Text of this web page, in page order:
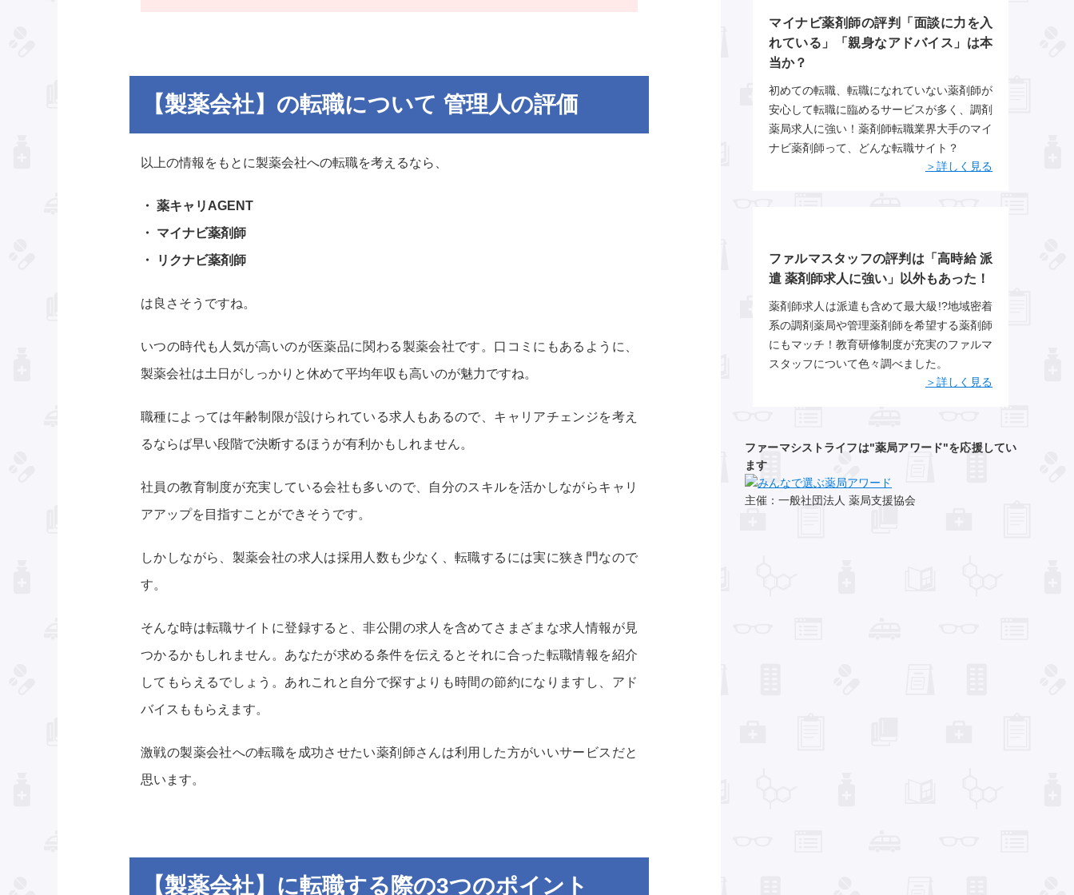
【製薬会社】の転職について 管理人の評価
以上の情報をもとに製薬会社への転職を考えるなら、
・ 薬キャリAGENT
・ マイナビ薬剤師
・ リクナビ薬剤師
は良さそうですね。
いつの時代も人気が高いのが医薬品に関わる製薬会社です。口コミにもあるように、
製薬会社は土日がしっかりと休めて平均年収も高いのが魅力ですね。
職種によっては年齢制限が設けられている求人もあるので、キャリアチェンジを考え
るならば早い段階で決断するほうが有利かもしれません。
社員の教育制度が充実している会社も多いので、自分のスキルを活かしながらキャリ
アアップを目指すことができそうです。
しかしながら、製薬会社の求人は採用人数も少なく、転職するには実に狭き門なので
す。
そんな時は転職サイトに登録すると、非公開の求人を含めてさまざまな求人情報が見
つかるかもしれません。あなたが求める条件を伝えるとそれに合った転職情報を紹介
してもらえるでしょう。あれこれと自分で探すよりも時間の節約になりますし、アド
バイスももらえます。
激戦の製薬会社への転職を成功させたい薬剤師さんは利用した方がいいサービスだと
思います。
【製薬会社】に転職する際の3つのポイント
マイナビ薬剤師の評判「面談に力を入
れている」「親身なアドバイス」は本
当か？
初めての転職、転職になれていない薬剤師が
安心して転職に臨めるサービスが多く、調剤
薬局求人に強い！薬剤師転職業界大手のマイ
ナビ薬剤師って、どんな転職サイト？
＞詳しく見る
ファルマスタッフの評判は「高時給 派
遣 薬剤師求人に強い」以外もあった！
薬剤師求人は派遣も含めて最大級!?地域密着
系の調剤薬局や管理薬剤師を希望する薬剤師
にもマッチ！教育研修制度が充実のファルマ
スタッフについて色々調べました。
＞詳しく見る
ファーマシストライフは"薬局アワード"を応援してい
ます
主催：一般社団法人 薬局支援協会